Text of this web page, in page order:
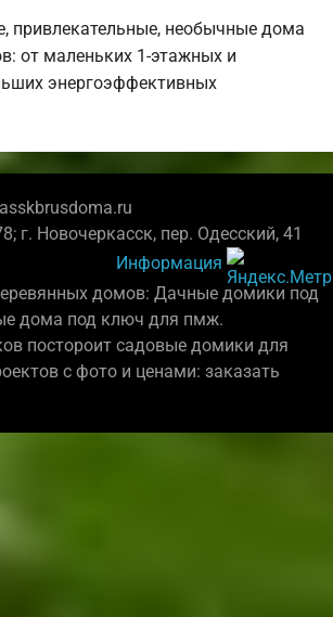
привлекательные, необычные дома
от маленьких 1-этажных и
энергоэффективных
г. Новочеркасск, пер. Одесский, 41
Информация
домов: Дачные домики под
дома под ключ для пмж.
постороит садовые домики для
с фото и ценами: заказать